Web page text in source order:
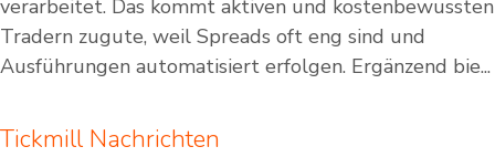
verarbeitet. Das kommt aktiven und kostenbewussten
Tradern zugute, weil Spreads oft eng sind und
Ausführungen automatisiert erfolgen. Ergänzend bie...
Tickmill Nachrichten